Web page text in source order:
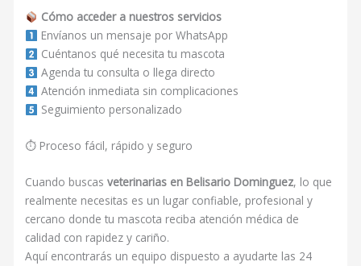
Cómo acceder a nuestros servicios
Envíanos un mensaje por WhatsApp
Cuéntanos qué necesita tu mascota
Agenda tu consulta o llega directo
Atención inmediata sin complicaciones
Seguimiento personalizado
⏱ Proceso fácil, rápido y seguro
Cuando buscasveterinarias en Belisario Dominguez, lo que
realmente necesitas es un lugar confiable, profesional y
cercano donde tu mascota reciba atención médica de
calidad con rapidez y cariño.
Aquí encontrarás un equipo dispuesto a ayudarte las 24